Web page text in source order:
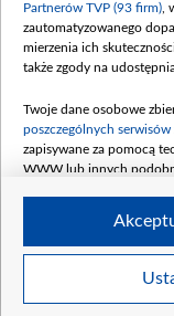
Partnerów TVP (93 firm) ,
zautomatyzowanego
mierzenia ich
także zgody na
Twoje dane osobowe
poszczególnych serwisów
zapisywane za pomocą
WWW lub innych
Twoje dane osobowe